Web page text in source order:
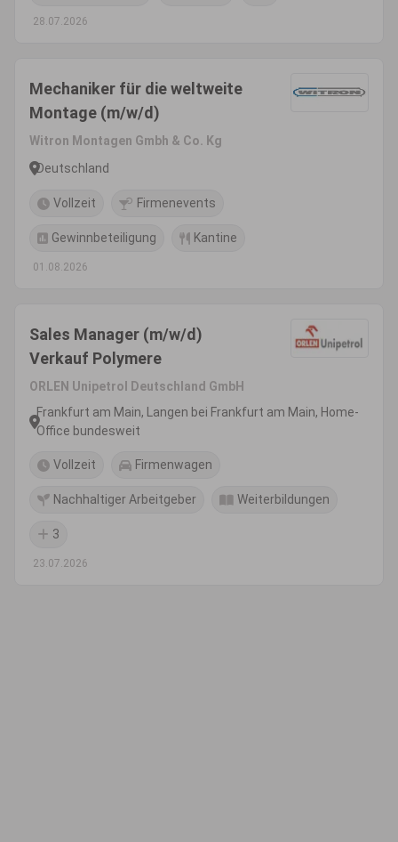
28.07.2026
Mechaniker für die weltweite
Montage (m/w/d)
Witron Montagen Gmbh & Co. Kg
Deutschland
Vollzeit Firmenevents
Gewinnbeteiligung Kantine
01.08.2026
Sales Manager (m/w/d)
Verkauf Polymere
ORLEN Unipetrol Deutschland GmbH
Frankfurt am Main, Langen bei Frankfurt am Main, Home-
Office bundesweit
Vollzeit Firmenwagen
Nachhaltiger Arbeitgeber Weiterbildungen
3
23.07.2026